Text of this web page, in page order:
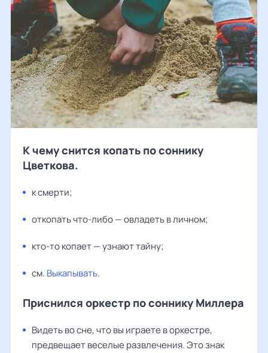
К чему снится копать по соннику
Цветкова.
к смерти;
откопать что-либо — овладеть в личном;
кто-то копает — узнают тайну;
см. Выкапывать.
Приснился оркестр по соннику Миллера
Видеть во сне, что вы играете в оркестре,
предвещает веселые развлечения. Это знак